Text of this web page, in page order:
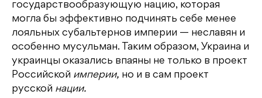
государствообразующую нацию, которая
могла бы эффективно подчинять себе менее
лояльных субальтернов империи — неславян и
особенно мусульман. Таким образом, Украина и
украинцы оказались впаяны не только в проект
Российской империи, но и в сам проект
русской нации.